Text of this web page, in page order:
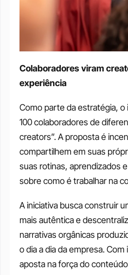
Colaboradores viram
experiência
Como parte da estratégia,
100 colaboradores de
creators”. A proposta é
compartilhem em suas
suas rotinas, aprendizados
sobre como é trabalhar na
A iniciativa busca construir
mais autêntica e
narrativas orgânicas
o dia a dia da empresa. Com
aposta na força do